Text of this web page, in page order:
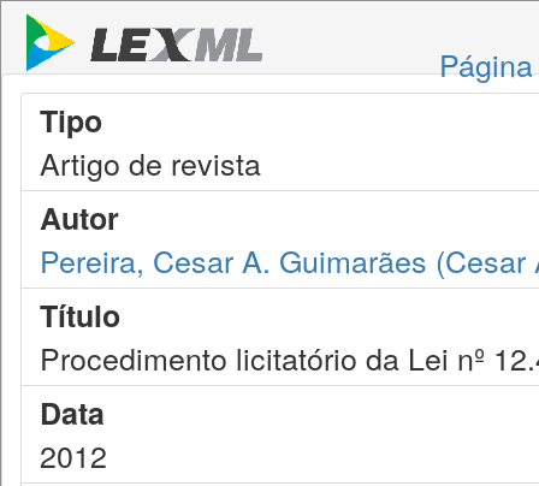
Tipo
Artigo de revista
Autor
Pereira, Cesar A. Guimarães
Título
Procedimento licitatório da Lei nº
Data
2012